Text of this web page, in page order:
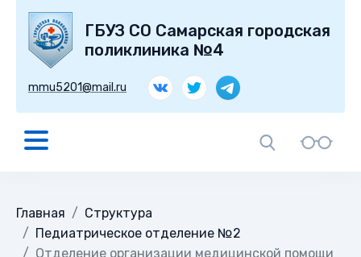
ГБУЗ СО Самарская городская
поликлиника №4
mmu5201@mail.ru
Главная
Структура
Педиатрическое отделение №2
Отделение организации медицинской помощи